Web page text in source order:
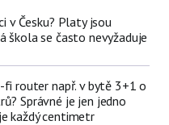
v Česku? Platy jsou
škola se často nevyžaduje
router např. v bytě 3+1 o
Správné je jen jedno
každý centimetr